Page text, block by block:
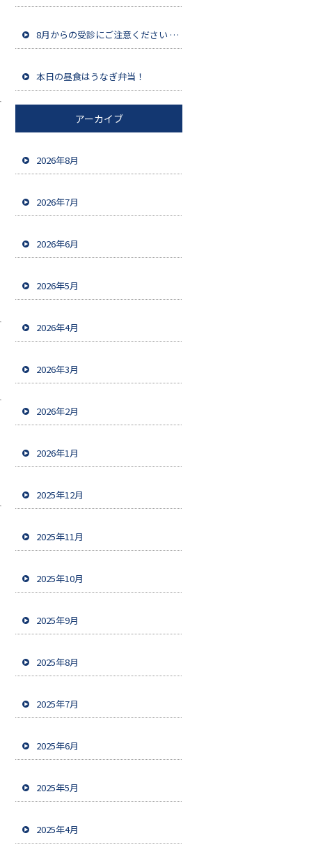
8月からの受診にご注意ください ～健康保険証の利用終了について～
本日の昼食はうなぎ弁当！
アーカイブ
2026年8月
2026年7月
2026年6月
2026年5月
2026年4月
2026年3月
2026年2月
2026年1月
2025年12月
2025年11月
2025年10月
2025年9月
2025年8月
2025年7月
2025年6月
2025年5月
2025年4月